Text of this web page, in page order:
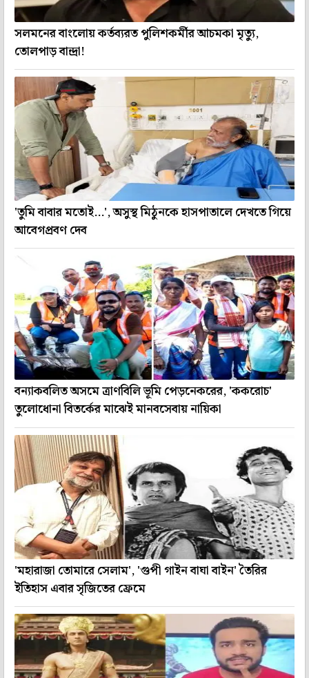
সলমনের বাংলোয় কর্তব্যরত পুলিশকর্মীর আচমকা মৃত্যু,
তোলপাড় বান্দ্রা!
'তুমি বাবার মতোই...', অসুস্থ মিঠুনকে হাসপাতালে দেখতে গিয়ে
আবেগপ্রবণ দেব
বন্যাকবলিত অসমে ত্রাণবিলি ভূমি পেড়নেকরের, 'ককরোচ'
তুলোধোনা বিতর্কের মাঝেই মানবসেবায় নায়িকা
'মহারাজা তোমারে সেলাম', 'গুপী গাইন বাঘা বাইন' তৈরির
ইতিহাস এবার সৃজিতের ফ্রেমে